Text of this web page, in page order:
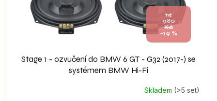
14
980
Kč
–19 %
Stage 1 - ozvučení do BMW 6 GT - G32 (2017-) se
systémem BMW Hi-Fi
Skladem (>5 set)